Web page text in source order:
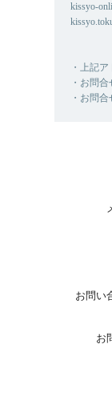
kissyo-
・上記
・お問
・お問
お問い
お